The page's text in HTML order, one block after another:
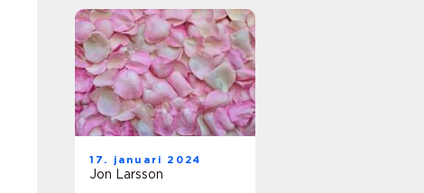
17. januari 2024
Jon Larsson